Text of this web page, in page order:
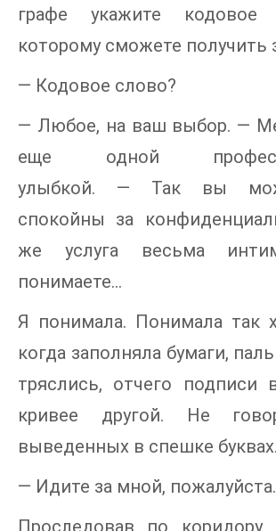
графе укажите
которому сможете получить
— Кодовое слово?
— Любое, на ваш выбор. —
еще одной
улыбкой. — Так вы
спокойны за
же услуга весьма
понимаете…
Я понимала. Понимала так
когда заполняла бумаги,
тряслись, отчего подписи
кривее другой. Не
выведенных в спешке буквах.
— Идите за мной, пожалуйста.
Проследовав по коридору